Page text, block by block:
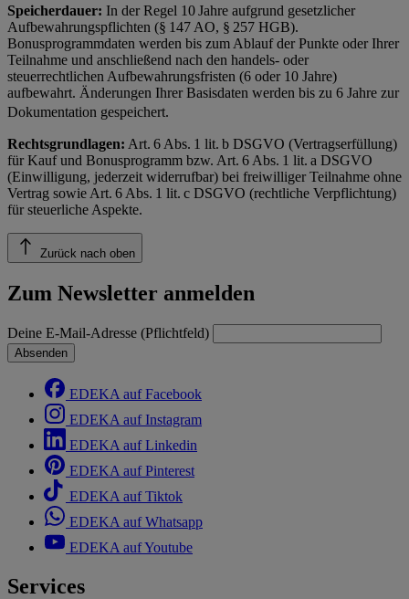
Speicherdauer: In der Regel 10 Jahre aufgrund gesetzlicher
Aufbewahrungspflichten (§ 147 AO, § 257 HGB).
Bonusprogrammdaten werden bis zum Ablauf der Punkte oder Ihrer
Teilnahme und anschließend nach den handels- oder
steuerrechtlichen Aufbewahrungsfristen (6 oder 10 Jahre)
aufbewahrt. Änderungen Ihrer Basisdaten werden bis zu 6 Jahre zur
Dokumentation gespeichert.
Rechtsgrundlagen: Art. 6 Abs. 1 lit. b DSGVO (Vertragserfüllung)
für Kauf und Bonusprogramm bzw. Art. 6 Abs. 1 lit. a DSGVO
(Einwilligung, jederzeit widerrufbar) bei freiwilliger Teilnahme ohne
Vertrag sowie Art. 6 Abs. 1 lit. c DSGVO (rechtliche Verpflichtung)
für steuerliche Aspekte.
Zurück nach oben
Zum Newsletter anmelden
Deine E-Mail-Adresse (Pflichtfeld)
Absenden
EDEKA auf Facebook
EDEKA auf Instagram
EDEKA auf Linkedin
EDEKA auf Pinterest
EDEKA auf Tiktok
EDEKA auf Whatsapp
EDEKA auf Youtube
Services